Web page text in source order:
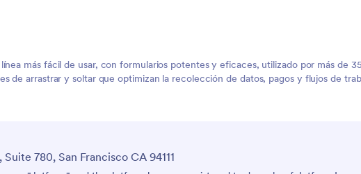
más fácil de usar, con formularios potentes y eficaces, utilizado por más de
de arrastrar y soltar que optimizan la recolección de datos, pagos y flujos de
780, San Francisco CA 94111